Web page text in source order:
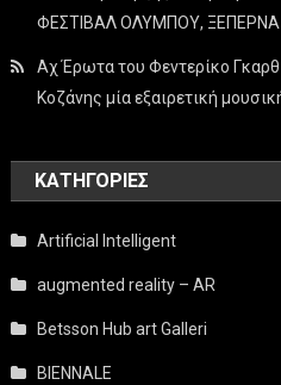
ΦΕΣΤΙΒΑΛ ΟΛΥΜΠΟΥ, ΞΕΠΕΡΝΑ
Αχ Έρωτα του Φεντερίκο
Κοζάνης μία εξαιρετική
KΑΤΗΓΟΡΊΕΣ
Artificial Intelligent
augmented reality – AR
Betsson Hub art Galleri
BIENNALE